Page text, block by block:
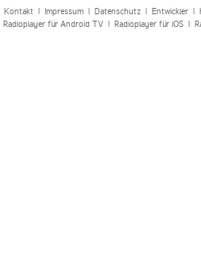
Kontakt| Impressum| Datenschutz| Entwickler|
Radioplayer für Android TV| Radioplayer für iOS|